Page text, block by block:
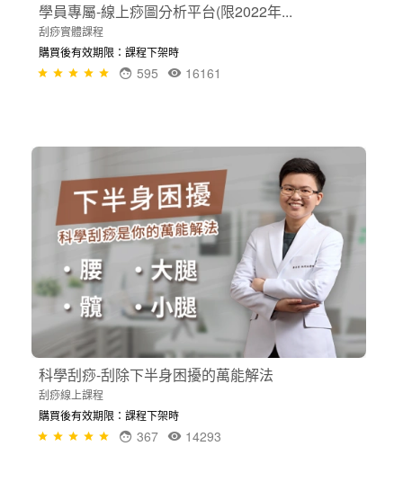
學員專屬-線上痧圖分析平台(限2022年...
刮痧實體課程
購買後有效期限：課程下架時
16161
595
科學刮痧-刮除下半身困擾的萬能解法
刮痧線上課程
購買後有效期限：課程下架時
14293
367